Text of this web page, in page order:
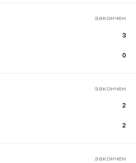
закончен
3
0
закончен
2
2
закончен